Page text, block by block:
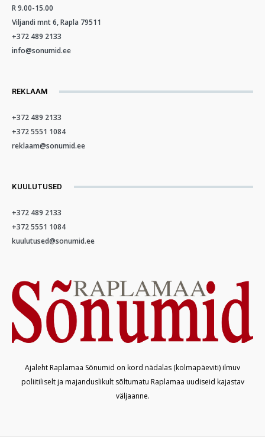
R 9.00-15.00
Viljandi mnt 6, Rapla 79511
+372 489 2133
info@sonumid.ee
REKLAAM
+372 489 2133
+372 5551 1084
reklaam@sonumid.ee
KUULUTUSED
+372 489 2133
+372 5551 1084
kuulutused@sonumid.ee
Ajaleht Raplamaa Sõnumid on kord nädalas (kolmapäeviti) ilmuv
poliitiliselt ja majanduslikult sõltumatu Raplamaa uudiseid kajastav
väljaanne.